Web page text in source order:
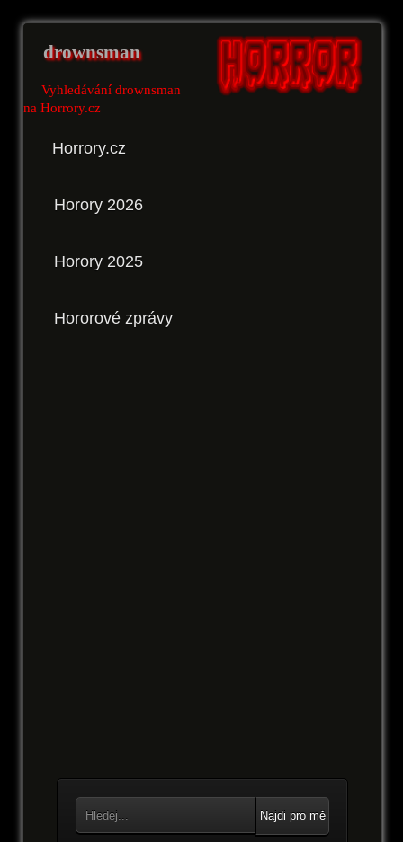
drownsman
Vyhledávání drownsman
na Horrory.cz
Horrory.cz
Horory 2026
Horory 2025
Hororové zprávy
Najdi pro mě